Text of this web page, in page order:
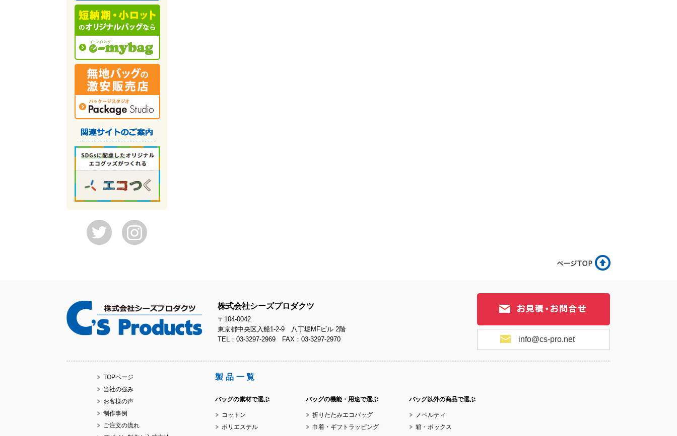
No.11-032 No.11-031
No.11-030
株式会社シーズプロダクツ
〒104-0042
東京都中央区入船1-2-9 八丁堀MFビル 2階
TEL：03-3297-2969 FAX：03-3297-2970
info@cs-pro.net
TOPページ
当社の強み
お客様の声
制作事例
ご注文の流れ
製品一覧
バッグの素材で選ぶ
コットン
ポリエステル
バッグの機能・用途で選ぶ
折りたたみエコバッグ
巾着・ギフトラッピング
バッグ以外の商品で選ぶ
ノベルティ
箱・ボックス